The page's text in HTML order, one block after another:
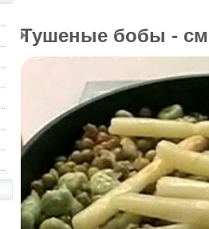
Тушеные бобы -